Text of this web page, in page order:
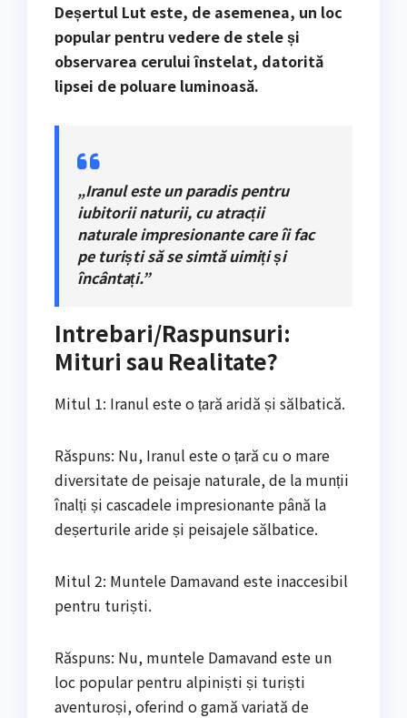
Deșertul Lut este, de asemenea, un loc
popular pentru vedere de stele și
observarea cerului înstelat, datorită
lipsei de poluare luminoasă.
„Iranul este un paradis pentru
iubitorii naturii, cu atracții
naturale impresionante care îi fac
pe turiști să se simtă uimiți și
încântați.”
Intrebari/Raspunsuri:
Mituri sau Realitate?
Mitul 1: Iranul este o țară aridă și sălbatică.
Răspuns: Nu, Iranul este o țară cu o mare
diversitate de peisaje naturale, de la munții
înalți și cascadele impresionante până la
deșerturile aride și peisajele sălbatice.
Mitul 2: Muntele Damavand este inaccesibil
pentru turiști.
Răspuns: Nu, muntele Damavand este un
loc popular pentru alpiniști și turiști
aventuroși, oferind o gamă variată de